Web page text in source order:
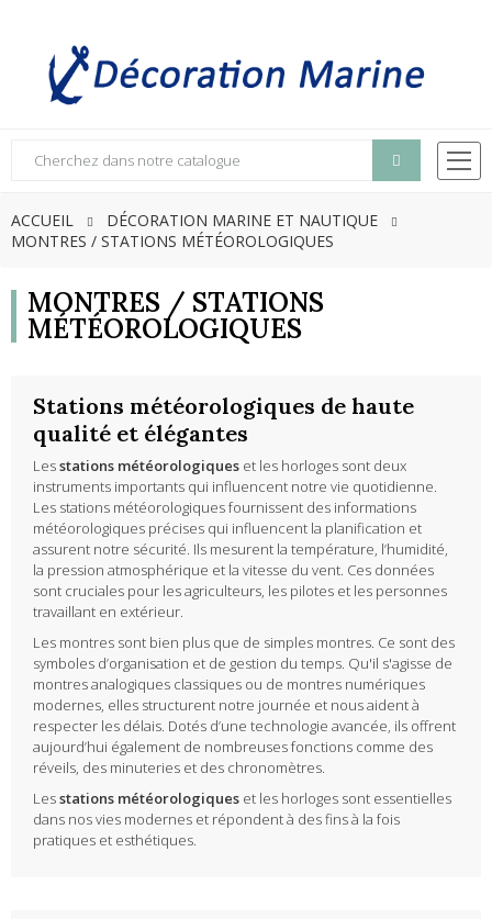
ACCUEIL
DÉCORATION MARINE ET NAUTIQUE
MONTRES / STATIONS MÉTÉOROLOGIQUES
MONTRES / STATIONS
MÉTÉOROLOGIQUES
Stations météorologiques de haute
qualité et élégantes
Lesstations météorologiques et les horloges sont deux
instruments importants qui influencent notre vie quotidienne.
Les stations météorologiques fournissent des informations
météorologiques précises qui influencent la planification et
assurent notre sécurité. Ils mesurent la température, l’humidité,
la pression atmosphérique et la vitesse du vent. Ces données
sont cruciales pour les agriculteurs, les pilotes et les personnes
travaillant en extérieur.
Les montres sont bien plus que de simples montres. Ce sont des
symboles d’organisation et de gestion du temps. Qu'il s'agisse de
montres analogiques classiques ou de montres numériques
modernes, elles structurent notre journée et nous aident à
respecter les délais. Dotés d’une technologie avancée, ils offrent
aujourd’hui également de nombreuses fonctions comme des
réveils, des minuteries et des chronomètres.
Lesstations météorologiques et les horloges sont essentielles
dans nos vies modernes et répondent à des fins à la fois
pratiques et esthétiques.